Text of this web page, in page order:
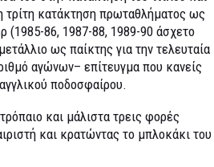
τρίτη κατάκτηση πρωταθλήματος ως
(1985-86, 1987-88, 1989-90 άσχετο
ως παίκτης για την τελευταία
αγώνων– επίτευγμα που κανείς
ποδοσφαίρου.
και μάλιστα τρεις φορές
και κρατώντας το μπλοκάκι του